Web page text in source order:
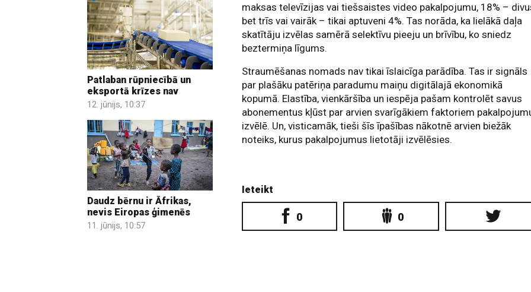
Patlaban rūpniecībā un
eksportā krīzes nav
12. jūnijs, 10:37
Daudz bērnu ir Āfrikas,
nevis Eiropas ģimenēs
11. jūnijs, 10:57
maksas televīzijas vai tiešsaistes video pakalpojumu, 18% –
bet trīs vai vairāk – tikai aptuveni 4%. Tas norāda, ka lielākā daļa
skatītāju izvēlas samērā selektīvu pieeju un brīvību, ko sniedz
beztermiņa līgums.
Straumēšanas nomads nav tikai īslaicīga parādība. Tas ir signāls
par plašāku patēriņa paradumu maiņu digitālajā ekonomikā
kopumā. Elastība, vienkāršība un iespēja pašam kontrolēt savus
abonementus kļūst par arvien svarīgākiem faktoriem
izvēlē. Un, visticamāk, tieši šīs īpašības nākotnē arvien biežāk
noteiks, kurus pakalpojumus lietotāji izvēlēsies.
Ieteikt
0 0